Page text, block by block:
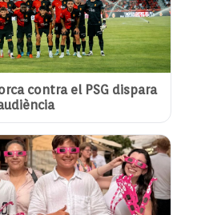
contra el PSG dispara